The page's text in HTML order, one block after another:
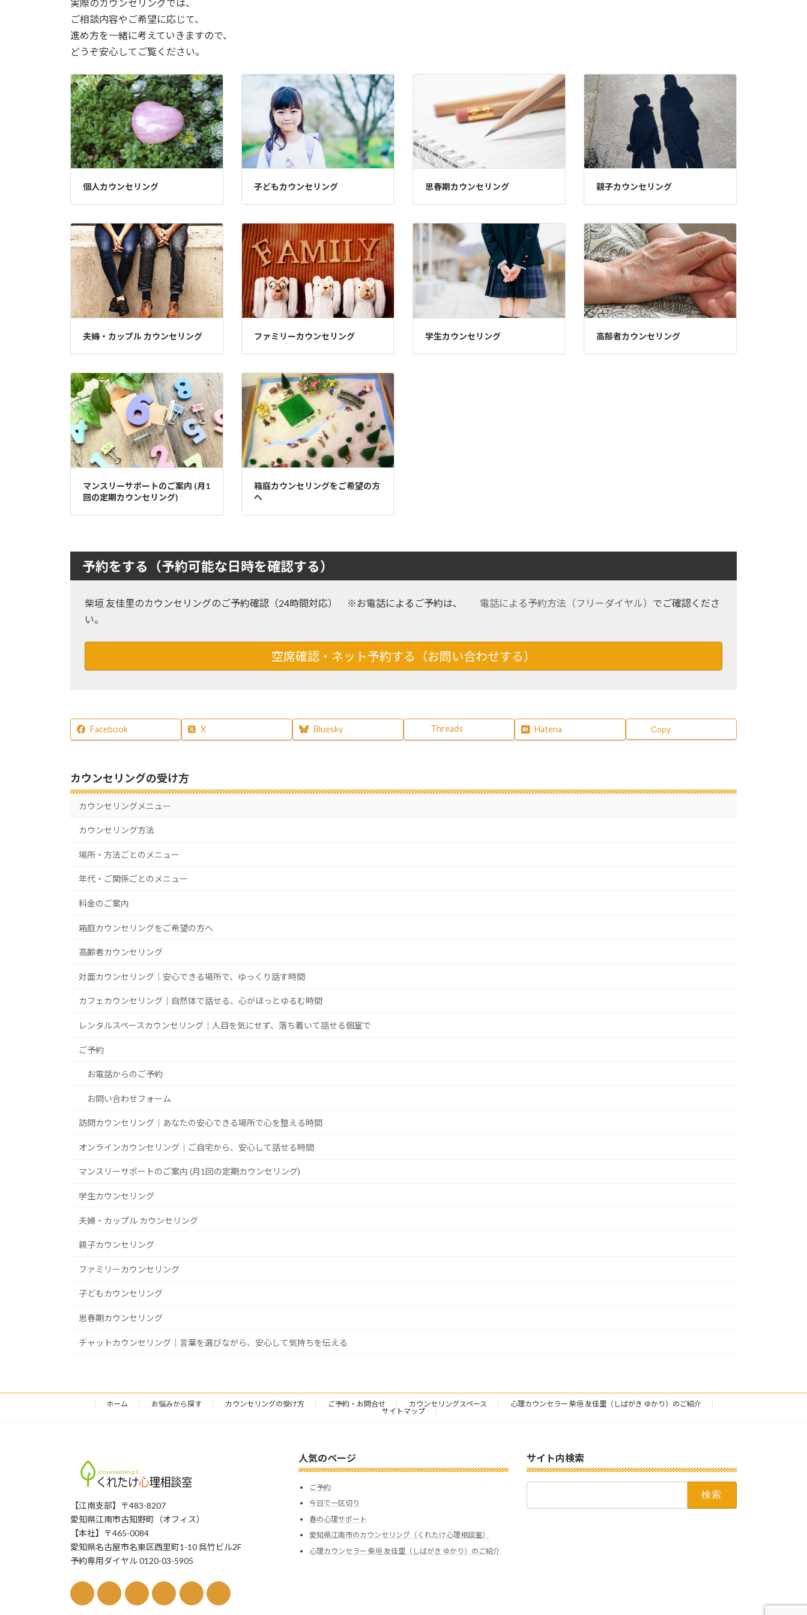
実際のカウンセリングでは、
ご相談内容やご希望に応じて、
進め方を一緒に考えていきますので、
どうぞ安心してご覧ください。
個人カウンセリング 子どもカウンセリング 思春期カウンセリング 親子カウンセリング
夫婦・カップル カウンセリング ファミリーカウンセリング 学生カウンセリング 高齢者カウンセリング
マンスリーサポートのご案内 (月1
回の定期カウンセリング)
箱庭カウンセリングをご希望の方
へ
予約をする（予約可能な日時を確認する）
柴垣 友佳里のカウンセリングのご予約確認（24時間対応） ※お電話によるご予約は、 電話による予約方法（フリーダイヤル） でご確認くださ
い。
空席確認・ネット予約する（お問い合わせする）
Facebook X Bluesky Threads Hatena Copy
カウンセリングの受け方
カウンセリングメニュー
カウンセリング方法
場所・方法ごとのメニュー
年代・ご関係ごとのメニュー
料金のご案内
箱庭カウンセリングをご希望の方へ
高齢者カウンセリング
対面カウンセリング｜安心できる場所で、ゆっくり話す時間
カフェカウンセリング｜自然体で話せる、心がほっとゆるむ時間
レンタルスペースカウンセリング｜人目を気にせず、落ち着いて話せる個室で
ご予約
お電話からのご予約
お問い合わせフォーム
訪問カウンセリング｜あなたの安心できる場所で心を整える時間
オンラインカウンセリング｜ご自宅から、安心して話せる時間
マンスリーサポートのご案内 (月1回の定期カウンセリング)
学生カウンセリング
夫婦・カップル カウンセリング
親子カウンセリング
ファミリーカウンセリング
子どもカウンセリング
思春期カウンセリング
チャットカウンセリング｜言葉を選びながら、安心して気持ちを伝える
ホーム お悩みから探す カウンセリングの受け方 ご予約・お問合せ カウンセリングスペース
心理カウンセラー 柴垣 友佳里（しばがき ゆかり）のご紹介
サイトマップ
【江南支部】〒483-8207
愛知県江南市古知野町（オフィス）
【本社】〒465-0084
愛知県名古屋市名東区西里町1-10 呉竹ビル2F
予約専用ダイヤル 0120-03-5905
人気のページ
ご予約
今日で一区切り
春の心理サポート
愛知県江南市のカウンセリング（くれたけ心理相談室）
心理カウンセラー 柴垣 友佳里（しばがき ゆかり）のご紹介
サイト内検索